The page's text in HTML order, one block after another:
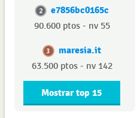
2 e7856bc0165c
90.600 ptos - nv 55
3 maresia.it
63.500 ptos - nv 142
Mostrar top 15